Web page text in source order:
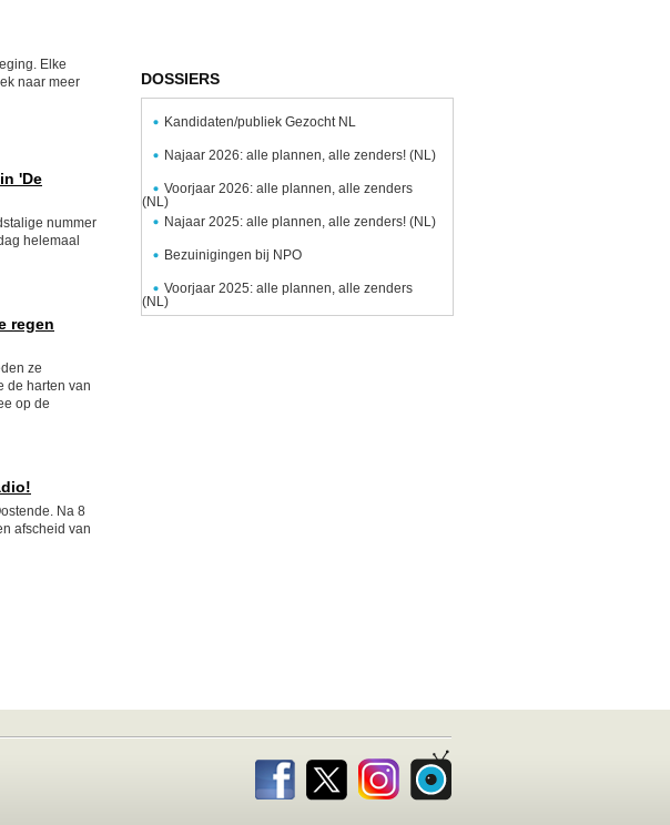
Elke
naar meer
'De
nummer
helemaal
regen
ze
de harten van
op de
Na 8
afscheid van
DOSSIERS
Kandidaten/publiek Gezocht NL
Najaar 2026: alle plannen, alle zenders! (NL)
Voorjaar 2026: alle plannen, alle zenders
(NL)
Najaar 2025: alle plannen, alle zenders! (NL)
Bezuinigingen bij NPO
Voorjaar 2025: alle plannen, alle zenders
(NL)